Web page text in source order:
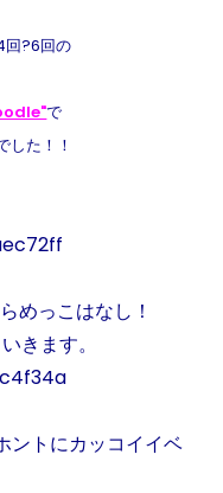
回?6回の
で
した！！
めっこはなし！
きます。
トにカッコイイベ